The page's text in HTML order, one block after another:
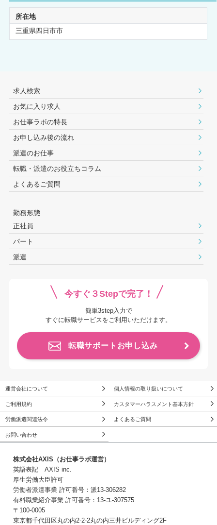
所在地
三重県四日市市
求人検索
お気に入り求人
お仕事ラボの特長
お申し込み後の流れ
派遣のお仕事
転職・派遣のお役⽴ちコラム
よくあるご質問
勤務形態
正社員
パート
派遣
今すぐ３Stepで完了！
簡単3step入力で
すぐに転職サービスをご利用いただけます。
転職サポートお申し込み
運営会社について 個人情報の取り扱いについて
ご利用規約 カスタマーハラスメント基本方針
労働派遣関連法令 よくあるご質問
お問い合わせ
株式会社AXIS（お仕事ラボ運営）
英語表記 AXIS inc.
厚生労働大臣許可
労働者派遣事業 許可番号：派13-306282
有料職業紹介事業 許可番号：13-ユ-307575
〒100-0005
東京都千代田区丸の内2-2-2丸の内三井ビルディング2F